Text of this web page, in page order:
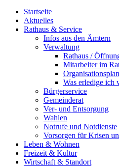
Startseite
Aktuelles
Rathaus & Service
Infos aus den Ämtern
Verwaltung
Rathaus /
Mitarbeiter im
Organisationsplan
Was erledige ich
Bürgerservice
Gemeinderat
Ver- und Entsorgung
Wahlen
Notrufe und Notdienste
Vorsorgen für Krisen
Leben & Wohnen
Freizeit & Kultur
Wirtschaft & Standort